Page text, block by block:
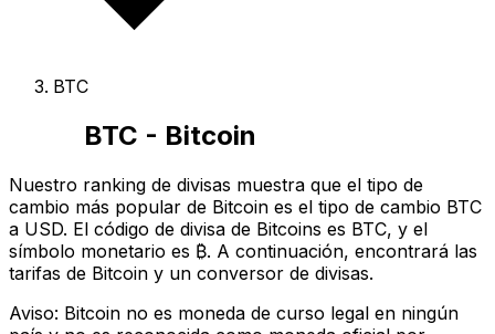
BTC
BTC - Bitcoin
Nuestro ranking de divisas muestra que el tipo de
cambio más popular de Bitcoin es el tipo de cambio BTC
a USD. El código de divisa de Bitcoins es BTC, y el
símbolo monetario es ₿. A continuación, encontrará las
tarifas de Bitcoin y un conversor de divisas.
Aviso: Bitcoin no es moneda de curso legal en ningún